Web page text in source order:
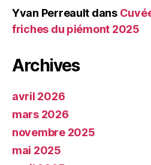
Yvan Perreault dans
friches du piémont 2025
Archives
avril 2026
mars 2026
novembre 2025
mai 2025